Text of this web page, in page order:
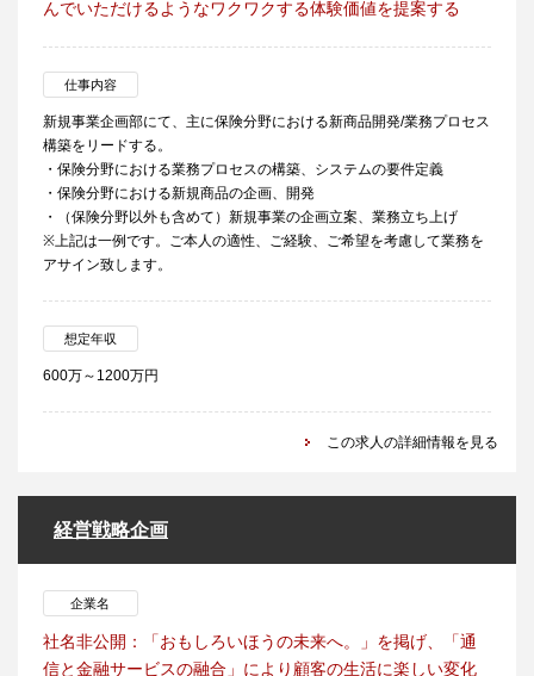
んでいただけるようなワクワクする体験価値を提案する
仕事内容
新規事業企画部にて、主に保険分野における新商品開発/業務プロセス
構築をリードする。
・保険分野における業務プロセスの構築、システムの要件定義
・保険分野における新規商品の企画、開発
・（保険分野以外も含めて）新規事業の企画立案、業務立ち上げ
※上記は一例です。ご本人の適性、ご経験、ご希望を考慮して業務を
アサイン致します。
想定年収
600万～1200万円
この求人の詳細情報を見る
経営戦略企画
企業名
社名非公開：「おもしろいほうの未来へ。」を掲げ、「通
信と金融サービスの融合」により顧客の生活に楽しい変化